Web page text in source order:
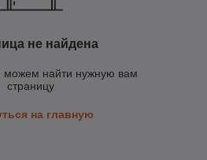
не найдена
найти нужную вам
страницу
на главную